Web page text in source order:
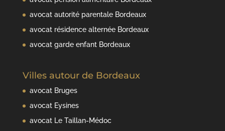
avocat autorité parentale Bordeaux
avocat résidence alternée Bordeaux
avocat garde enfant Bordeaux
Villes autour de Bordeaux
avocat Bruges
avocat Eysines
avocat Le Taillan-Médoc